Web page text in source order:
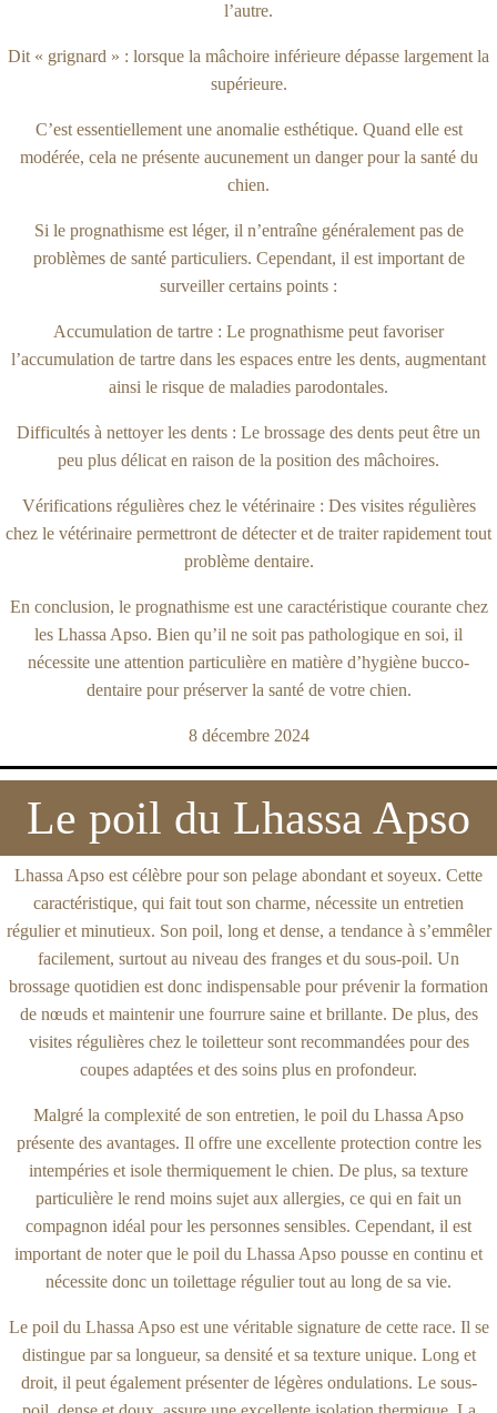
l’autre.
Dit « grignard » : lorsque la mâchoire inférieure dépasse largement la
supérieure.
C’est essentiellement une anomalie esthétique. Quand elle est
modérée, cela ne présente aucunement un danger pour la santé du
chien.
Si le prognathisme est léger, il n’entraîne généralement pas de
problèmes de santé particuliers. Cependant, il est important de
surveiller certains points :
Accumulation de tartre : Le prognathisme peut favoriser
l’accumulation de tartre dans les espaces entre les dents, augmentant
ainsi le risque de maladies parodontales.
Difficultés à nettoyer les dents : Le brossage des dents peut être un
peu plus délicat en raison de la position des mâchoires.
Vérifications régulières chez le vétérinaire : Des visites régulières
chez le vétérinaire permettront de détecter et de traiter rapidement tout
problème dentaire.
En conclusion, le prognathisme est une caractéristique courante chez
les Lhassa Apso. Bien qu’il ne soit pas pathologique en soi, il
nécessite une attention particulière en matière d’hygiène bucco-
dentaire pour préserver la santé de votre chien.
8 décembre 2024
Le poil du Lhassa Apso
Lhassa Apso est célèbre pour son pelage abondant et soyeux. Cette
caractéristique, qui fait tout son charme, nécessite un entretien
régulier et minutieux. Son poil, long et dense, a tendance à s’emmêler
facilement, surtout au niveau des franges et du sous-poil. Un
brossage quotidien est donc indispensable pour prévenir la formation
de nœuds et maintenir une fourrure saine et brillante. De plus, des
visites régulières chez le toiletteur sont recommandées pour des
coupes adaptées et des soins plus en profondeur.
Malgré la complexité de son entretien, le poil du Lhassa Apso
présente des avantages. Il offre une excellente protection contre les
intempéries et isole thermiquement le chien. De plus, sa texture
particulière le rend moins sujet aux allergies, ce qui en fait un
compagnon idéal pour les personnes sensibles. Cependant, il est
important de noter que le poil du Lhassa Apso pousse en continu et
nécessite donc un toilettage régulier tout au long de sa vie.
Le poil du Lhassa Apso est une véritable signature de cette race. Il se
distingue par sa longueur, sa densité et sa texture unique. Long et
droit, il peut également présenter de légères ondulations. Le sous-